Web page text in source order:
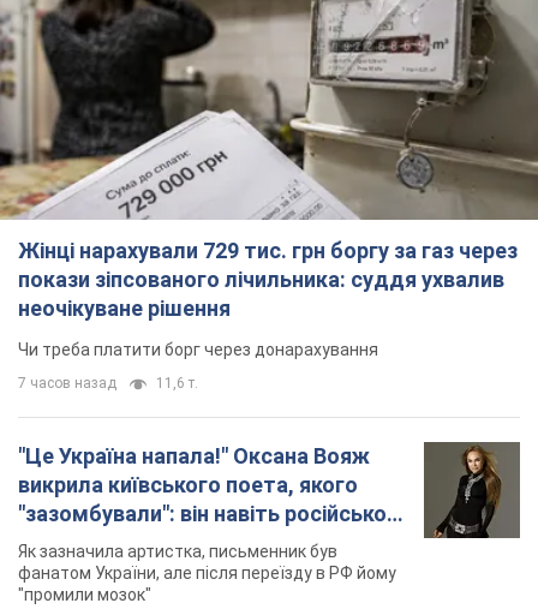
Жінці нарахували 729 тис. грн боргу за газ через
покази зіпсованого лічильника: суддя ухвалив
неочікуване рішення
Чи треба платити борг через донарахування
7 часов назад 11,6 т.
"Це Україна напала!" Оксана Вояж
викрила київського поета, якого
"зазомбували": він навіть російської
не знав, а тепер хоче геноциду
українців
Як зазначила артистка, письменник був
фанатом України, але після переїзду в РФ йому
"промили мозок"